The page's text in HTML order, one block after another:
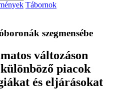
Tábornok
szegmensébe
változáson
piacok
és eljárásokat